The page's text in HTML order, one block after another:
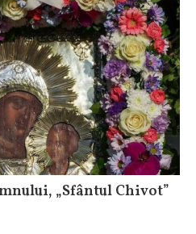
„Sfântul Chivot”